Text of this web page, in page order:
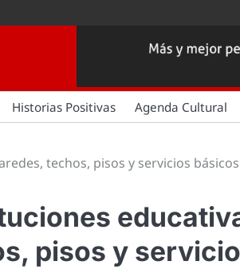
Historias Positivas Agenda Cultural
techos, pisos y servicios
pisos y